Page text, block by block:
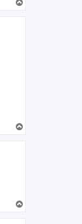
a
g
a
g
a
g